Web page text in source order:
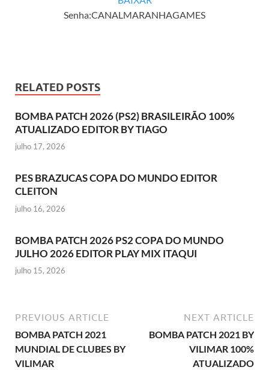
Senha:CANALMARANHAGAMES
RELATED POSTS
BOMBA PATCH 2026 (PS2) BRASILEIRÃO 100%
ATUALIZADO EDITOR BY TIAGO
julho 17, 2026
PES BRAZUCAS COPA DO MUNDO EDITOR
CLEITON
julho 16, 2026
BOMBA PATCH 2026 PS2 COPA DO MUNDO
JULHO 2026 EDITOR PLAY MIX ITAQUI
julho 15, 2026
PREVIOUS ARTICLE
BOMBA PATCH 2021
MUNDIAL DE CLUBES BY
VILIMAR
NEXT ARTICLE
BOMBA PATCH 2021 BY
VILIMAR 100%
ATUALIZADO